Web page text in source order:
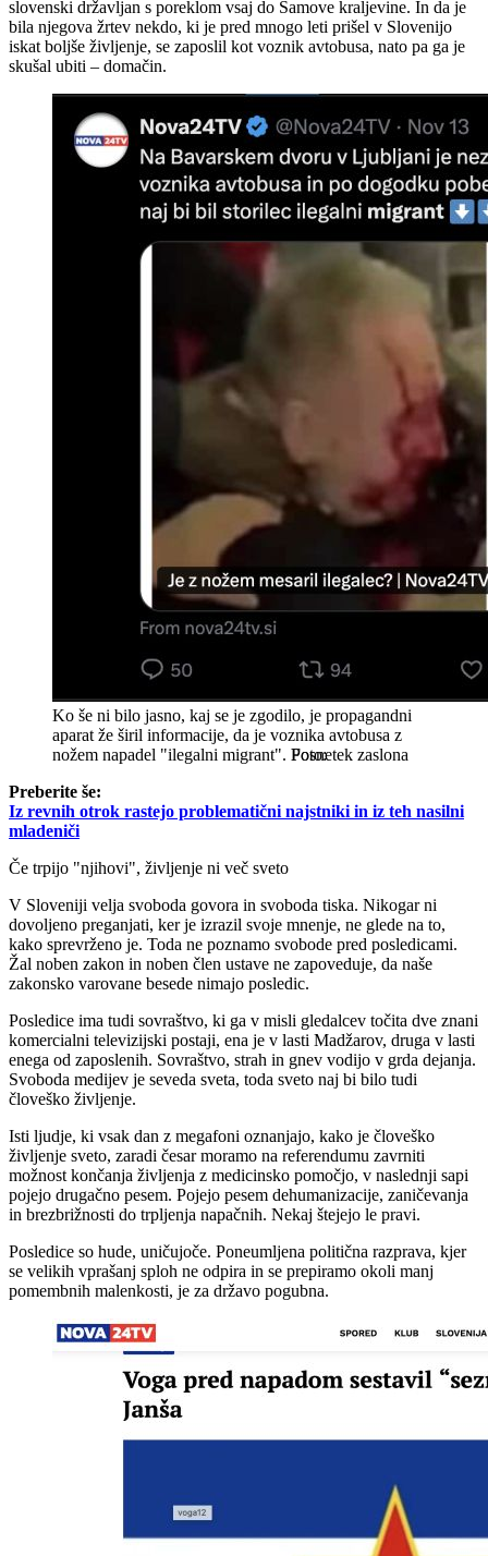
slovenski državljan s poreklom vsaj do Samove kraljevine. In da je
bila njegova žrtev nekdo, ki je pred mnogo leti prišel v Slovenijo
iskat boljše življenje, se zaposlil kot voznik avtobusa, nato pa ga je
skušal ubiti – domačin.
Ko še ni bilo jasno, kaj se je zgodilo, je propagandni
aparat že širil informacije, da je voznika avtobusa z
nožem napadel "ilegalni migrant". Posnetek zaslona
Preberite še:
Iz revnih otrok rastejo problematični najstniki in iz teh nasilni
mladeniči
Če trpijo "njihovi", življenje ni več sveto
V Sloveniji velja svoboda govora in svoboda tiska. Nikogar ni
dovoljeno preganjati, ker je izrazil svoje mnenje, ne glede na to,
kako sprevrženo je. Toda ne poznamo svobode pred posledicami.
Žal noben zakon in noben člen ustave ne zapoveduje, da naše
zakonsko varovane besede nimajo posledic.
Posledice ima tudi sovraštvo, ki ga v misli gledalcev točita dve znani
komercialni televizijski postaji, ena je v lasti Madžarov, druga v lasti
enega od zaposlenih. Sovraštvo, strah in gnev vodijo v grda dejanja.
Svoboda medijev je seveda sveta, toda sveto naj bi bilo tudi
človeško življenje.
Isti ljudje, ki vsak dan z megafoni oznanjajo, kako je človeško
življenje sveto, zaradi česar moramo na referendumu zavrniti
možnost končanja življenja z medicinsko pomočjo, v naslednji sapi
pojejo drugačno pesem. Pojejo pesem dehumanizacije, zaničevanja
in brezbrižnosti do trpljenja napačnih. Nekaj štejejo le pravi.
Posledice so hude, uničujoče. Poneumljena politična razprava, kjer
se velikih vprašanj sploh ne odpira in se prepiramo okoli manj
pomembnih malenkosti, je za državo pogubna.